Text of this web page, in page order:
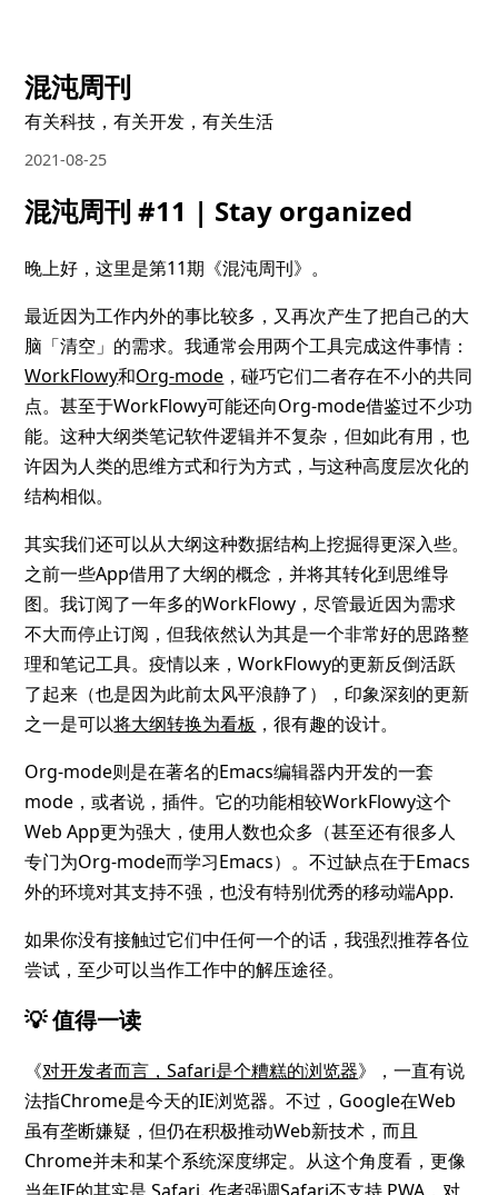
混沌周刊
有关科技，有关开发，有关生活
2021-08-25
混沌周刊 #11 | Stay organized
晚上好，这里是第11期《混沌周刊》。
最近因为工作内外的事比较多，又再次产生了把自己的大
脑「清空」的需求。我通常会用两个工具完成这件事情：
WorkFlowy和Org-mode ，碰巧它们二者存在不小的共同
点。甚至于WorkFlowy可能还向Org-mode借鉴过不少功
能。这种大纲类笔记软件逻辑并不复杂，但如此有用，也
许因为人类的思维方式和行为方式，与这种高度层次化的
结构相似。
其实我们还可以从大纲这种数据结构上挖掘得更深入些。
之前一些App借用了大纲的概念，并将其转化到思维导
图。我订阅了一年多的WorkFlowy，尽管最近因为需求
不大而停止订阅，但我依然认为其是一个非常好的思路整
理和笔记工具。疫情以来，WorkFlowy的更新反倒活跃
了起来（也是因为此前太风平浪静了），印象深刻的更新
之一是可以将大纲转换为看板 ，很有趣的设计。
Org-mode则是在著名的Emacs编辑器内开发的一套
mode，或者说，插件。它的功能相较WorkFlowy这个
Web App更为强大，使用人数也众多（甚至还有很多人
专门为Org-mode而学习Emacs）。不过缺点在于Emacs
外的环境对其支持不强，也没有特别优秀的移动端App.
如果你没有接触过它们中任何一个的话，我强烈推荐各位
尝试，至少可以当作工作中的解压途径。
💡 值得一读
《对开发者而言，Safari是个糟糕的浏览器》，一直有说
法指Chrome是今天的IE浏览器。不过，Google在Web
虽有垄断嫌疑，但仍在积极推动Web新技术，而且
Chrome并未和某个系统深度绑定。从这个角度看，更像